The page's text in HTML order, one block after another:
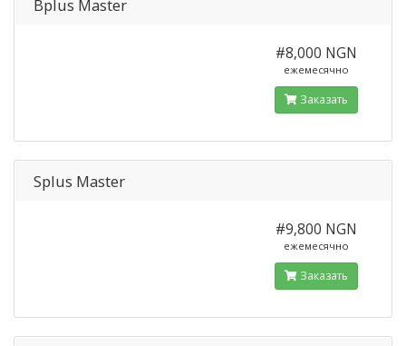
Bplus Master
#8,000 NGN
ежемесячно
Заказать
Splus Master
#9,800 NGN
ежемесячно
Заказать